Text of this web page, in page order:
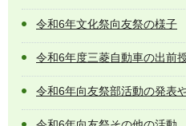
令和6年文化祭向友祭の様子
令和6年度三菱自動車の出前
令和6年向友祭部活動の発表